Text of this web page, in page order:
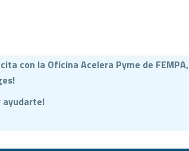
con la Oficina Acelera Pyme de FEMPA,
ayudarte!